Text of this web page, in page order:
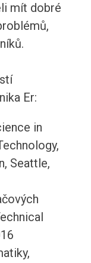
mít dobré
Er:
in
Seattle,